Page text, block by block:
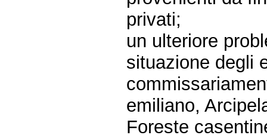
privati;
un ulteriore
situazione degli
emiliano,
Foreste